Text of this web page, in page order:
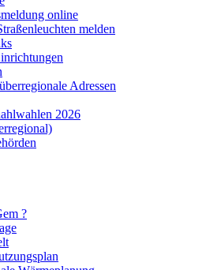
online
melden
Adressen
2026
?